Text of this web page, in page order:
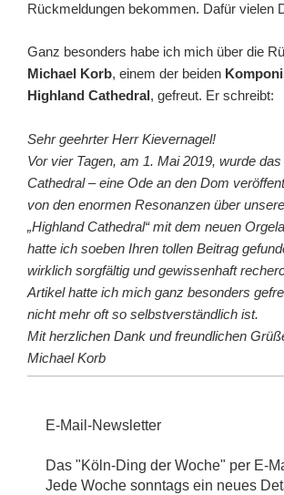
Rückmeldungen bekommen. Dafür vielen
Ganz besonders habe ich mich über die
Michael Korb, einem der beiden
Highland Cathedral, gefreut. Er schreibt:
Sehr geehrter Herr Kievernagel!
Vor vier Tagen, am 1. Mai 2019, wurde
Cathedral – eine Ode an den Dom
von den enormen Resonanzen über
„Highland Cathedral“ mit dem neuen
hatte ich soeben Ihren tollen Beitrag
wirklich sorgfältig und gewissenhaft
Artikelhatte ich mich ganz besonders
nicht mehr oft so selbstverständlich ist.
Mit herzlichen Dank und freundlichen
Michael Korb
E-Mail-Newsletter
Das "Köln-Ding der Woche" per E-
Jede Woche sonntags ein neues